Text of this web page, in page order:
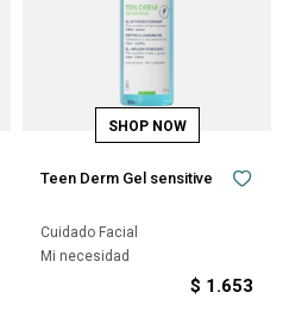
Teen Derm Gel sensitive
Cuidado Facial
Mi necesidad
$ 1.653